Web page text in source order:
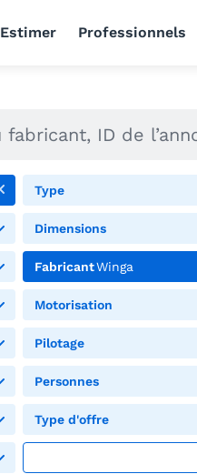
Estimer Professionnels
Type
Dimensions
FabricantWinga
Motorisation
Pilotage
Personnes
Type d'offre